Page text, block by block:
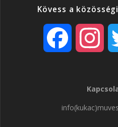
Kövess a
s